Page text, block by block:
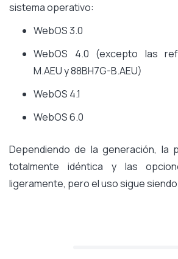
sistema operativo:
WebOS 3.0
WebOS 4.0 (excepto las
M.AEU y 88BH7G-B.AEU)
WebOS 4.1
WebOS 6.0
Dependiendo de la generación, la
totalmente idéntica y las
ligeramente, pero el uso sigue siendo